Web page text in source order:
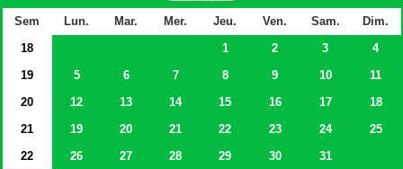
Sem Lun. Mar. Mer. Jeu. Ven. Sam.
Dim.
18
1 2 3
4
19
5 6 7 8 9 10
11
20
12 13 14 15 16 17
18
21
19 20 21 22 23 24
25
22
26 27 28 29 30 31